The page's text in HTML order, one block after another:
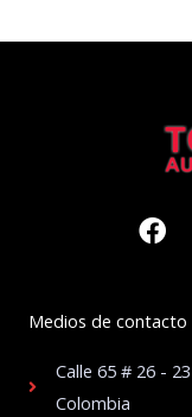
Medios de contacto
Calle 65 # 26 -
Colombia